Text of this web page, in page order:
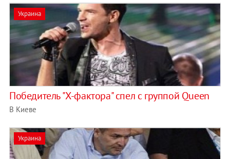
Украина
Победитель "Х-фактора" спел с группой Queen
В Киеве
Украина